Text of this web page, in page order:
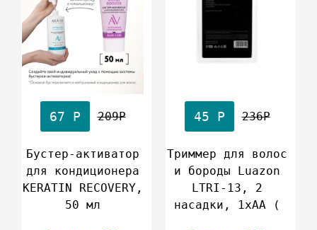
67 Р 209Р
Бустер-активатор
для кондиционера
KERATIN RECOVERY,
50 мл
45 Р 236Р
Триммер для волос
и бороды Luazon
LTRI-13, 2
насадки, 1хАА (